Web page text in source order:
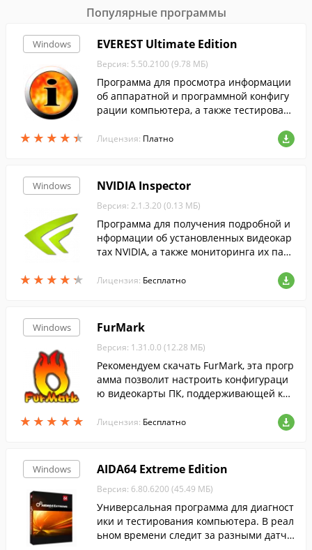
Популярные программы
Windows
★ ★ ★ ★ ★
★ ★ ★ ★ ★
EVEREST Ultimate Edition
Версия: 5.50.2100 (9.78 МБ)
Программа для просмотра информации
об аппаратной и программной конфигу
рации компьютера, а также тестирован
Лицензия: Платно
Windows
★ ★ ★ ★ ★
★ ★ ★ ★ ★
NVIDIA Inspector
Версия: 2.1.3.20 (0.13 МБ)
Программа для получения подробной и
нформации об установленных видеокар
тах NVIDIA, а также мониторинга их пар
Лицензия: Бесплатно
Windows
★ ★ ★ ★ ★
★ ★ ★ ★ ★
FurMark
Версия: 1.31.0.0 (12.28 МБ)
Рекомендуем скачать FurMark, эта прогр
амма позволит настроить конфигураци
ю видеокарты ПК, поддерживающей ко
к API OpenGL.
Лицензия: Бесплатно
Windows AIDA64 Extreme Edition
Версия: 6.80.6200 (45.49 МБ)
Универсальная программа для диагност
ики и тестирования компьютера. В реал
ьном времени следит за разными датчи